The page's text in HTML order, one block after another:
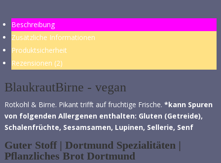
Beschreibung
Zusätzliche Informationen
Produktsicherheit
Rezensionen (2)
BlaukrautBirne - vegan
Rotkohl & Birne. Pikant trifft auf fruchtige Frische. *kann Spuren
von folgenden Allergenen enthalten: Gluten (Getreide),
Schalenfrüchte, Sesamsamen, Lupinen, Sellerie, Senf
Guter Stoff | Dortmund Spezialitäten |
Pflanzliches Brot Dortmund